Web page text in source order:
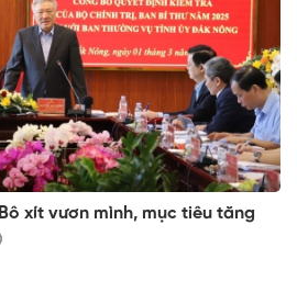
xít vươn mình, mục tiêu tăng